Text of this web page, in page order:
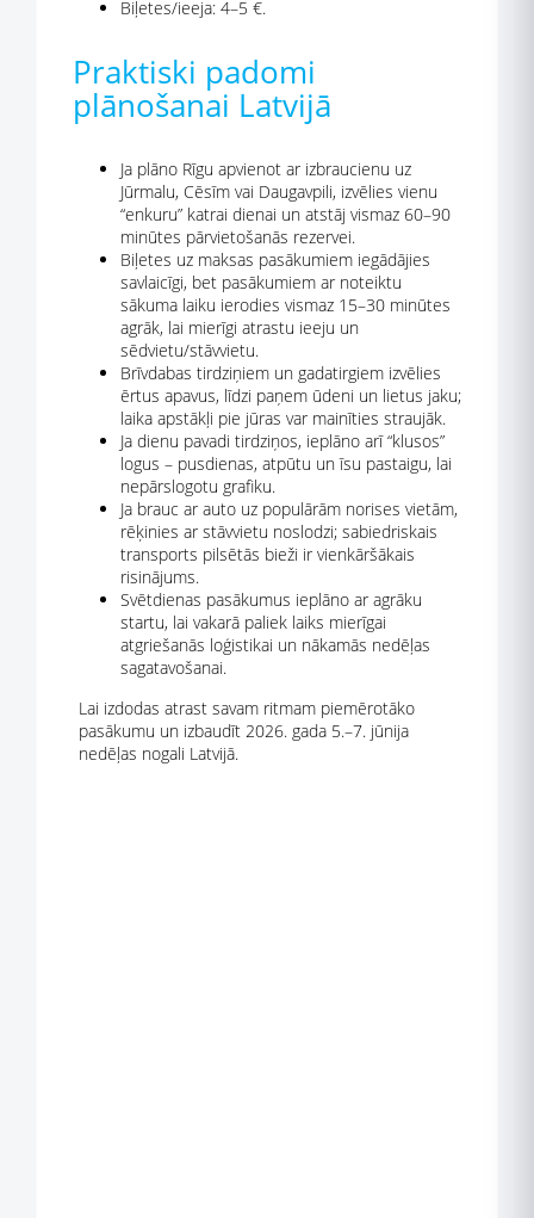
Biļetes/ieeja: 4–5 €.
Praktiski padomi
plānošanai Latvijā
Ja plāno Rīgu apvienot ar izbraucienu uz
Jūrmalu, Cēsīm vai Daugavpili, izvēlies vienu
“enkuru” katrai dienai un atstāj vismaz 60–90
minūtes pārvietošanās rezervei.
Biļetes uz maksas pasākumiem iegādājies
savlaicīgi, bet pasākumiem ar noteiktu
sākuma laiku ierodies vismaz 15–30 minūtes
agrāk, lai mierīgi atrastu ieeju un
sēdvietu/stāvvietu.
Brīvdabas tirdziņiem un gadatirgiem izvēlies
ērtus apavus, līdzi paņem ūdeni un lietus jaku;
laika apstākļi pie jūras var mainīties straujāk.
Ja dienu pavadi tirdziņos, ieplāno arī “klusos”
logus – pusdienas, atpūtu un īsu pastaigu, lai
nepārslogotu grafiku.
Ja brauc ar auto uz populārām norises vietām,
rēķinies ar stāvvietu noslodzi; sabiedriskais
transports pilsētās bieži ir vienkāršākais
risinājums.
Svētdienas pasākumus ieplāno ar agrāku
startu, lai vakarā paliek laiks mierīgai
atgriešanās loģistikai un nākamās nedēļas
sagatavošanai.
Lai izdodas atrast savam ritmam piemērotāko
pasākumu un izbaudīt 2026. gada 5.–7. jūnija
nedēļas nogali Latvijā.